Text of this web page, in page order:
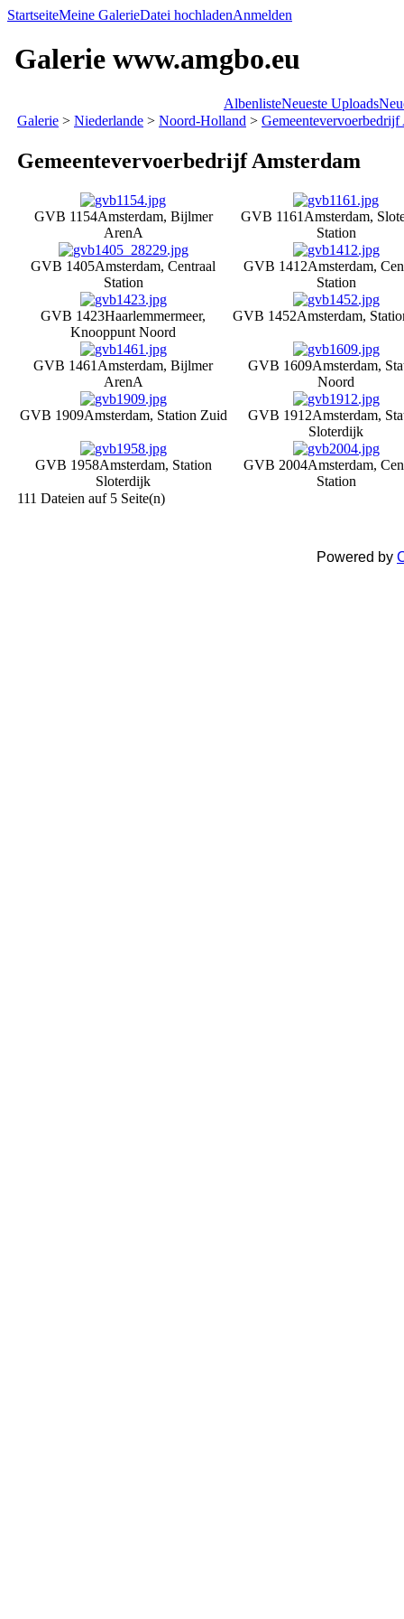
StartseiteMeine GalerieDatei hochladenAnmelden
Galerie www.amgbo.eu
AlbenlisteNeueste Uploads
Galerie > Niederlande > Noord-Holland > Gemeentevervoerbedrijf
Gemeentevervoerbedrijf Amsterdam
GVB 1154Amsterdam, Bijlmer
ArenA
GVB 1161 Amsterdam,
Station
GVB 1405Amsterdam, Centraal
Station
GVB 1412Amsterdam,
Station
GVB 1423Haarlemmermeer,
Knooppunt Noord
GVB 1452Amsterdam,
GVB 1461 Amsterdam, Bijlmer
ArenA
GVB 1609Amsterdam,
Noord
GVB 1909Amsterdam, Station Zuid GVB 1912Amsterdam,
Sloterdijk
GVB 1958Amsterdam, Station
Sloterdijk
GVB 2004Amsterdam,
Station
111 Dateien auf 5 Seite(n)
Powered by